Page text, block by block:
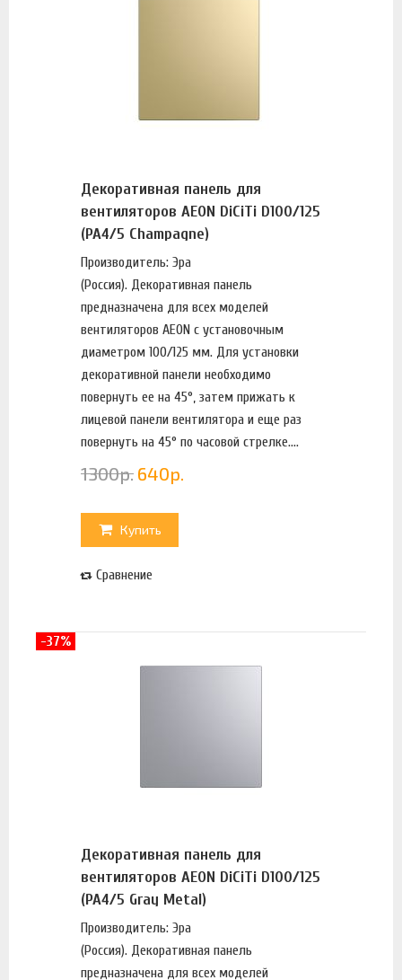
Декоративная панель для
вентиляторов AEON DiCiTi D100/125
(PA4/5 Champagne)
Производитель: Эра
(Россия). Декоративная панель
предназначена для всех моделей
вентиляторов AEON с установочным
диаметром 100/125 мм. Для установки
декоративной панели необходимо
повернуть ее на 45°, затем прижать к
лицевой панели вентилятора и еще раз
повернуть на 45° по часовой стрелке....
1300р. 640р.
Купить
Сравнение
Декоративная панель для
вентиляторов AEON DiCiTi D100/125
(PA4/5 Gray Metal)
Производитель: Эра
(Россия). Декоративная панель
предназначена для всех моделей
-37%